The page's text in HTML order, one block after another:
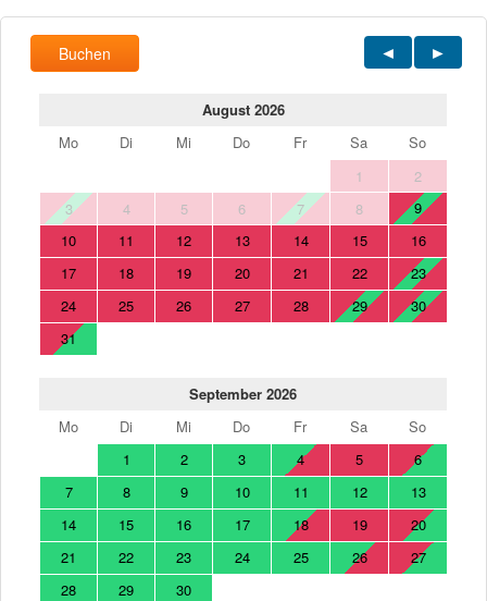
Buchen
August 2026
Mo
Di Mi Do Fr Sa
So
1
2
3
4 5 6 7 8
9
10
11 12 13 14 15
16
17
18 19 20 21 22
23
24
25 26 27 28 29
30
31
September 2026
Mo
Di Mi Do Fr Sa
So
1
2 3 4 5
6
7
8 9 10 11 12
13
14
15 16 17 18 19
20
21
22 23 24 25 26
27
28
29 30